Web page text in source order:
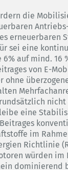
die
erneuerbaren
sei eine
6% auf mind. 16
von E-
ohne
eine
im
Richtlinie
würden
dominierend